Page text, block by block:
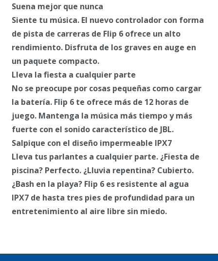
Suena mejor que nunca
Siente tu música. El nuevo controlador con forma
de pista de carreras de Flip 6 ofrece un alto
rendimiento. Disfruta de los graves en auge en
un paquete compacto.
Lleva la fiesta a cualquier parte
No se preocupe por cosas pequeñas como cargar
la batería. Flip 6 te ofrece más de 12 horas de
juego. Mantenga la música más tiempo y más
fuerte con el sonido característico de JBL.
Salpique con el diseño impermeable IPX7
Lleva tus parlantes a cualquier parte. ¿Fiesta de
piscina? Perfecto. ¿Lluvia repentina? Cubierto.
¿Bash en la playa? Flip 6 es resistente al agua
IPX7 de hasta tres pies de profundidad para un
entretenimiento al aire libre sin miedo.